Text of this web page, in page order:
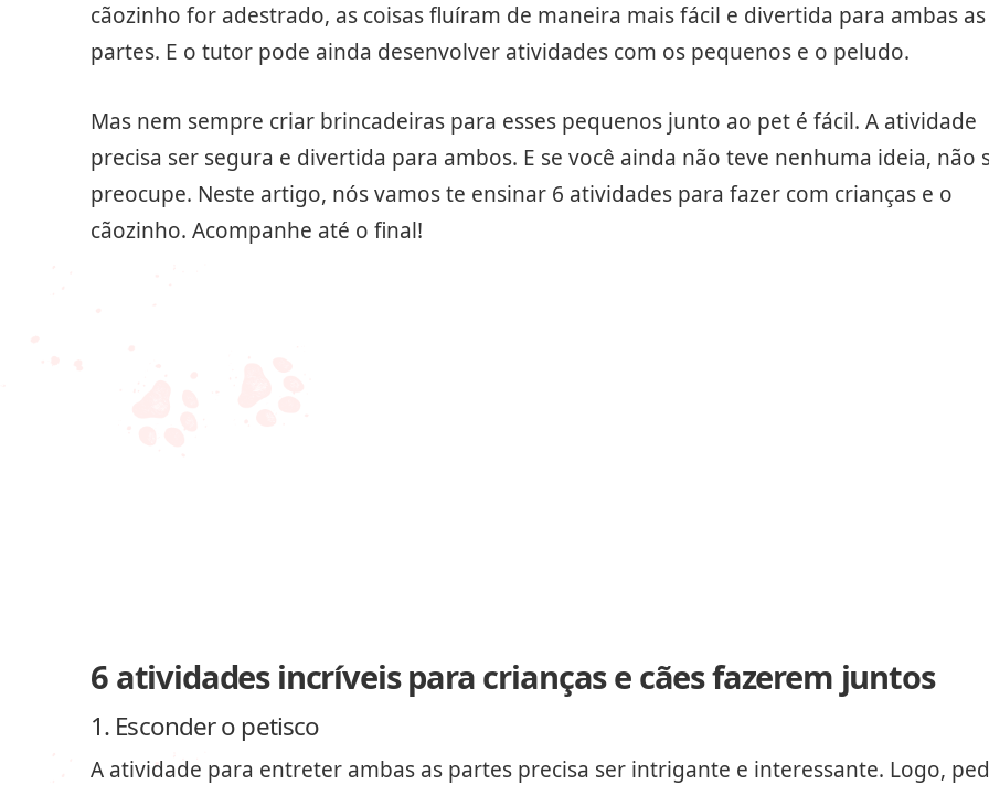
cãozinho for adestrado, as coisas fluíram de maneira mais fácil e divertida para ambas as
partes. E o tutor pode ainda desenvolver atividades com os pequenos e o peludo.
Mas nem sempre criar brincadeiras para esses pequenos junto ao pet é fácil. A atividade
precisa ser segura e divertida para ambos. E se você ainda não teve nenhuma ideia, não
preocupe. Neste artigo, nós vamos te ensinar 6 atividades para fazer com crianças e o
cãozinho. Acompanhe até o final!
6 atividades incríveis para crianças e cães fazerem juntos
1. Esconder o petisco
A atividade para entreter ambas as partes precisa ser intrigante e interessante. Logo,